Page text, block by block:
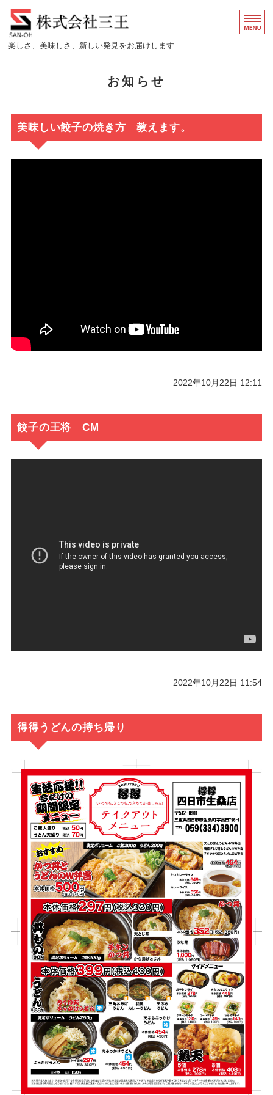
株式会社三王｜餃子の
楽しさ、美味しさ、新しい発見をお届けします
会社概要
正社員採用情報
お知らせ
美味しい餃子の焼き方 教えます。
2022年10月22日 12:11
餃子の王将 CM
2022年10月22日 11:54
得得うどんの持ち帰り